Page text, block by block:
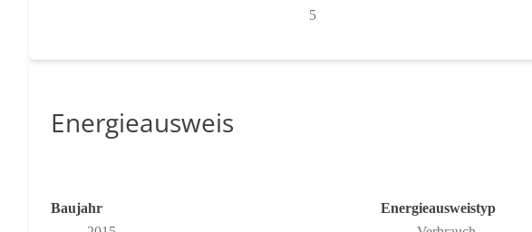
5
Energieausweis
Baujahr
Energieausweistyp